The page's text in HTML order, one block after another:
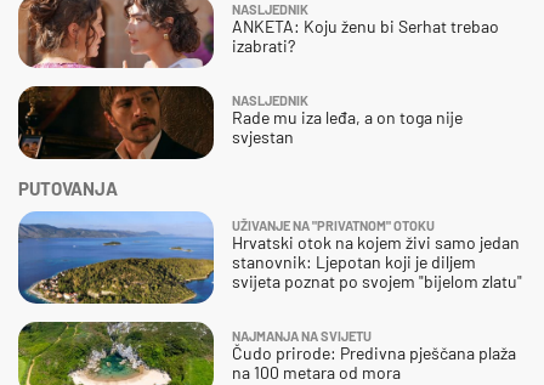
NASLJEDNIK
ANKETA: Koju ženu bi Serhat trebao
izabrati?
NASLJEDNIK
Rade mu iza leđa, a on toga nije
svjestan
PUTOVANJA
UŽIVANJE NA "PRIVATNOM" OTOKU
Hrvatski otok na kojem živi samo jedan
stanovnik: Ljepotan koji je diljem
svijeta poznat po svojem "bijelom zlatu"
NAJMANJA NA SVIJETU
Čudo prirode: Predivna pješčana plaža
na 100 metara od mora